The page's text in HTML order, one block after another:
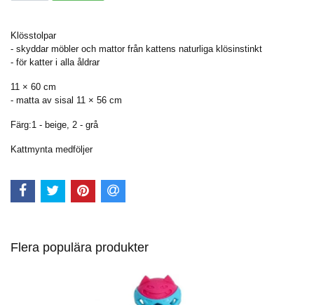
Klösstolpar
- skyddar möbler och mattor från kattens naturliga klösinstinkt
- för katter i alla åldrar
11 × 60 cm
- matta av sisal 11 × 56 cm
Färg:1 - beige, 2 - grå
Kattmynta medföljer
Flera populära produkter